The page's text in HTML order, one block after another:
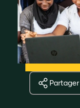
Partager